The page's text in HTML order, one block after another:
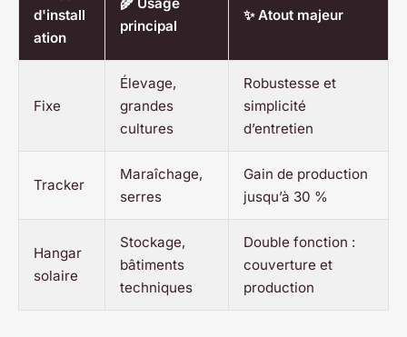
d'install
ation
principal
✨ Atout majeur
Fixe
Élevage,
grandes
cultures
Robustesse et
simplicité
d’entretien
Tracker
Maraîchage,
serres
Gain de production
jusqu’à 30 %
Hangar
solaire
Stockage,
bâtiments
techniques
Double fonction :
couverture et
production